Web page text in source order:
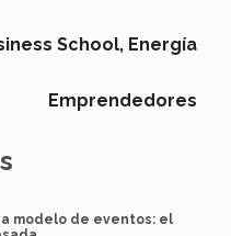
School, Energía
Emprendedores
modelo de eventos: el